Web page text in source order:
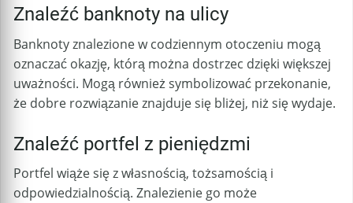
Znaleźć banknoty na ulicy
Banknoty znalezione w codziennym otoczeniu mogą
oznaczać okazję, którą można dostrzec dzięki większej
uważności. Mogą również symbolizować przekonanie,
że dobre rozwiązanie znajduje się bliżej, niż się wydaje.
Znaleźć portfel z pieniędzmi
Portfel wiąże się z własnością, tożsamością i
odpowiedzialnością. Znalezienie go może